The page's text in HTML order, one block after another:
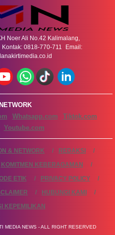
Noer Ali No.42 Kalimalang,
0818-770-711 Email:
Whatsapp.com
Tiktok.com
Youtube.com
& NETWORK
REDAKSI
KOMITMEN KEBERAGAMAN
ETIK
PRIVACY POLICY
HUBUNGI KAMI
KEPEMILIKAN
MEDIA NEWS - ALL RIGHT RESERVED